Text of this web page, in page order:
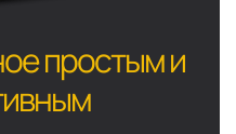
простым и